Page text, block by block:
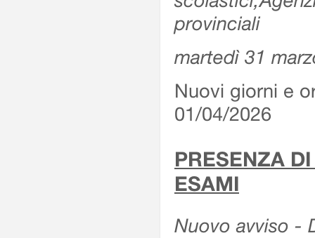
provinciali
martedì 31
Nuovi giorni e
01/04/2026
PRESENZA
ESAMI
Nuovo avviso -